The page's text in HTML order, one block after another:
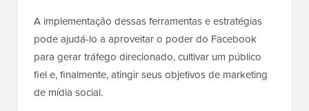
A implementação dessas ferramentas e estratégias
pode ajudá-lo a aproveitar o poder do Facebook
para gerar tráfego direcionado, cultivar um público
fiel e, finalmente, atingir seus objetivos de marketing
de mídia social.